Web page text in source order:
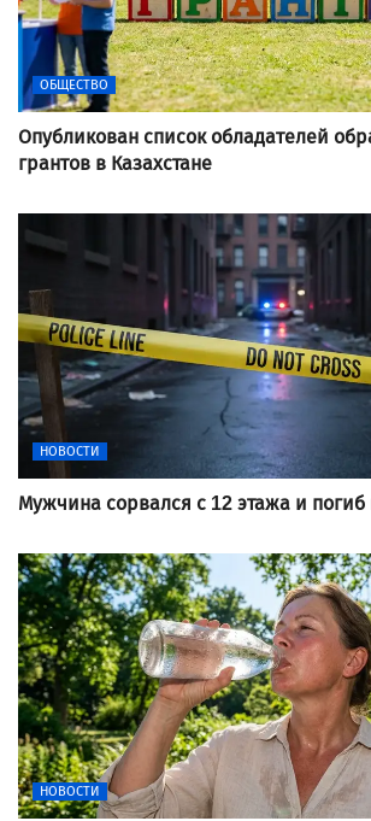
ОБЩЕСТВО
Опубликован список обладателей
грантов в Казахстане
НОВОСТИ
Мужчина сорвался с 12 этажа и погиб
НОВОСТИ